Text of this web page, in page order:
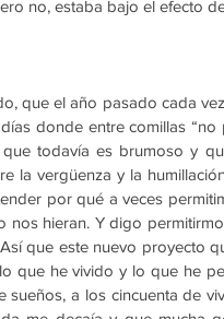
no, estaba bajo el efecto
que el año pasado cada
donde entre comillas “no
todavía es brumoso y
la vergüenza y la
por qué a veces
nos hieran. Y digo
que este nuevo proyecto
que he vivido y lo que he
a los cincuenta de